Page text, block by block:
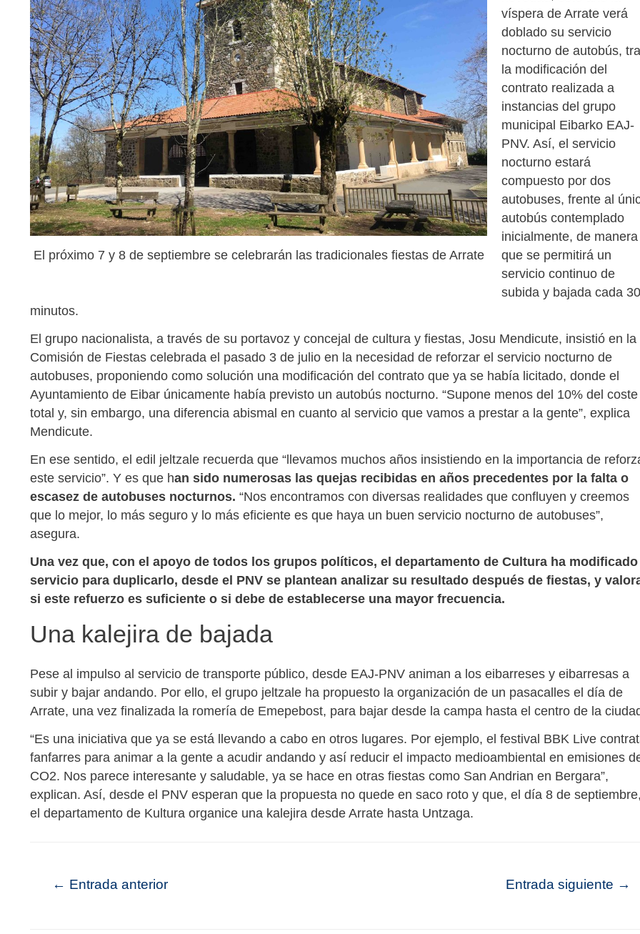
El próximo 7 y 8 de septiembre se celebrarán las tradicionales fiestas de Arrate
víspera de Arrate verá
doblado su servicio
nocturno de autobús,
la modificación del
contrato realizada a
instancias del grupo
municipal Eibarko EAJ-
PNV. Así, el servicio
nocturno estará
compuesto por dos
autobuses, frente al
autobús contemplado
inicialmente, de manera
que se permitirá un
servicio continuo de
subida y bajada cada 30
minutos.
El grupo nacionalista, a través de su portavoz y concejal de cultura y fiestas, Josu Mendicute, insistió en la
Comisión de Fiestas celebrada el pasado 3 de julio en la necesidad de reforzar el servicio nocturno de
autobuses, proponiendo como solución una modificación del contrato que ya se había licitado, donde el
Ayuntamiento de Eibar únicamente había previsto un autobús nocturno. “Supone menos del 10% del coste
total y, sin embargo, una diferencia abismal en cuanto al servicio que vamos a prestar a la gente”, explica
Mendicute.
En ese sentido, el edil jeltzale recuerda que “llevamos muchos años insistiendo en la importancia de
este servicio”. Y es que han sido numerosas las quejas recibidas en años precedentes por la falta o
escasez de autobuses nocturnos. “Nos encontramos con diversas realidades que confluyen y creemos
que lo mejor, lo más seguro y lo más eficiente es que haya un buen servicio nocturno de autobuses”,
asegura.
Una vez que, con el apoyo de todos los grupos políticos, el departamento de Cultura ha
servicio para duplicarlo, desde el PNV se plantean analizar su resultado después de fiestas, y
si este refuerzo es suficiente o si debe de establecerse una mayor frecuencia.
Una kalejira de bajada
Pese al impulso al servicio de transporte público, desde EAJ-PNV animan a los eibarreses y eibarresas a
subir y bajar andando. Por ello, el grupo jeltzale ha propuesto la organización de un pasacalles el día de
Arrate, una vez finalizada la romería de Emepebost, para bajar desde la campa hasta el centro de la
“Es una iniciativa que ya se está llevando a cabo en otros lugares. Por ejemplo, el festival BBK Live
fanfarres para animar a la gente a acudir andando y así reducir el impacto medioambiental en emisiones
CO2. Nos parece interesante y saludable, ya se hace en otras fiestas como San Andrian en Bergara”,
explican. Así, desde el PNV esperan que la propuesta no quede en saco roto y que, el día 8 de
el departamento de Kultura organice una kalejira desde Arrate hasta Untzaga.
← Entrada anterior Entrada siguiente →